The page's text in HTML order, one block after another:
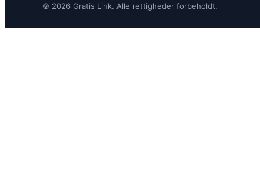
© 2026 Gratis Link. Alle rettigheder forbeholdt.